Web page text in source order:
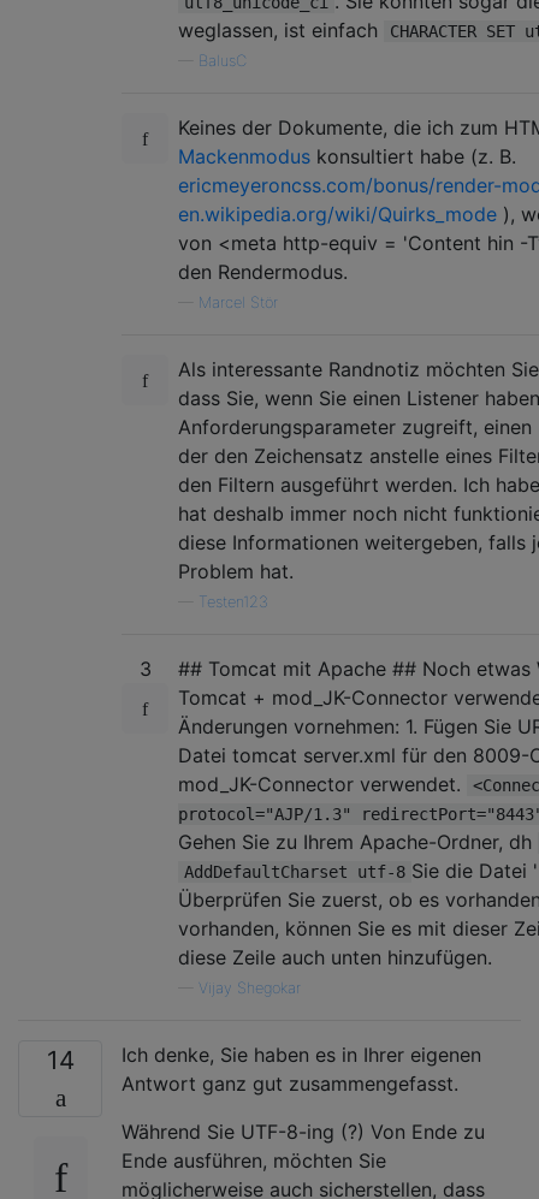
weglassen, ist einfach
CHARACTER SET
BalusC
Keines der Dokumente, die ich zum
Mackenmodus konsultiert habe (z. B.
ericmeyeroncss.com/bonus/render-
en.wikipedia.org/wiki/Quirks_mode ),
von <meta http-equiv = 'Content hin -
den Rendermodus.
Marcel Stör
Als interessante Randnotiz möchten
dass Sie, wenn Sie einen Listener
Anforderungsparameter zugreift, einen
der den Zeichensatz anstelle eines
den Filtern ausgeführt werden. Ich
hat deshalb immer noch nicht
diese Informationen weitergeben, falls
Problem hat.
Testen123
3
## Tomcat mit Apache ## Noch etwas
Tomcat + mod_JK-Connector
Änderungen vornehmen: 1. Fügen Sie
Datei tomcat server.xml für den 8009-
mod_JK-Connector verwendet.
protocol="AJP/1.3" redirectPort="8443"
Gehen Sie zu Ihrem Apache-Ordner, dh
AddDefaultCharset utf-8 Sie die
Überprüfen Sie zuerst, ob es
vorhanden, können Sie es mit dieser
diese Zeile auch unten hinzufügen.
Vijay Shegokar
14
Ich denke, Sie haben es in Ihrer eigenen
Antwort ganz gut zusammengefasst.
Während Sie UTF-8-ing (?) Von Ende zu
Ende ausführen, möchten Sie
möglicherweise auch sicherstellen, dass